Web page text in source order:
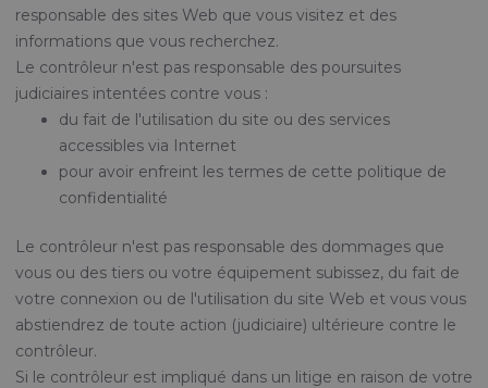
responsable des sites Web que vous visitez et des
informations que vous recherchez.
Le contrôleur n'est pas responsable des poursuites
judiciaires intentées contre vous :
du ​​fait de l'utilisation du site ou des services
accessibles via Internet
pour avoir enfreint les termes de cette politique de
confidentialité
Le contrôleur n'est pas responsable des dommages que
vous ou des tiers ou votre équipement subissez, du fait de
votre connexion ou de l'utilisation du site Web et vous vous
abstiendrez de toute action (judiciaire) ultérieure contre le
contrôleur.
Si le contrôleur est impliqué dans un litige en raison de votre